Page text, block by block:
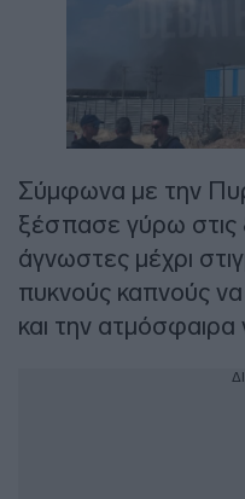
Σύμφωνα με την
ξέσπασε γύρω
άγνωστες μέχρι
πυκνούς καπνούς
και την ατμόσφαιρα